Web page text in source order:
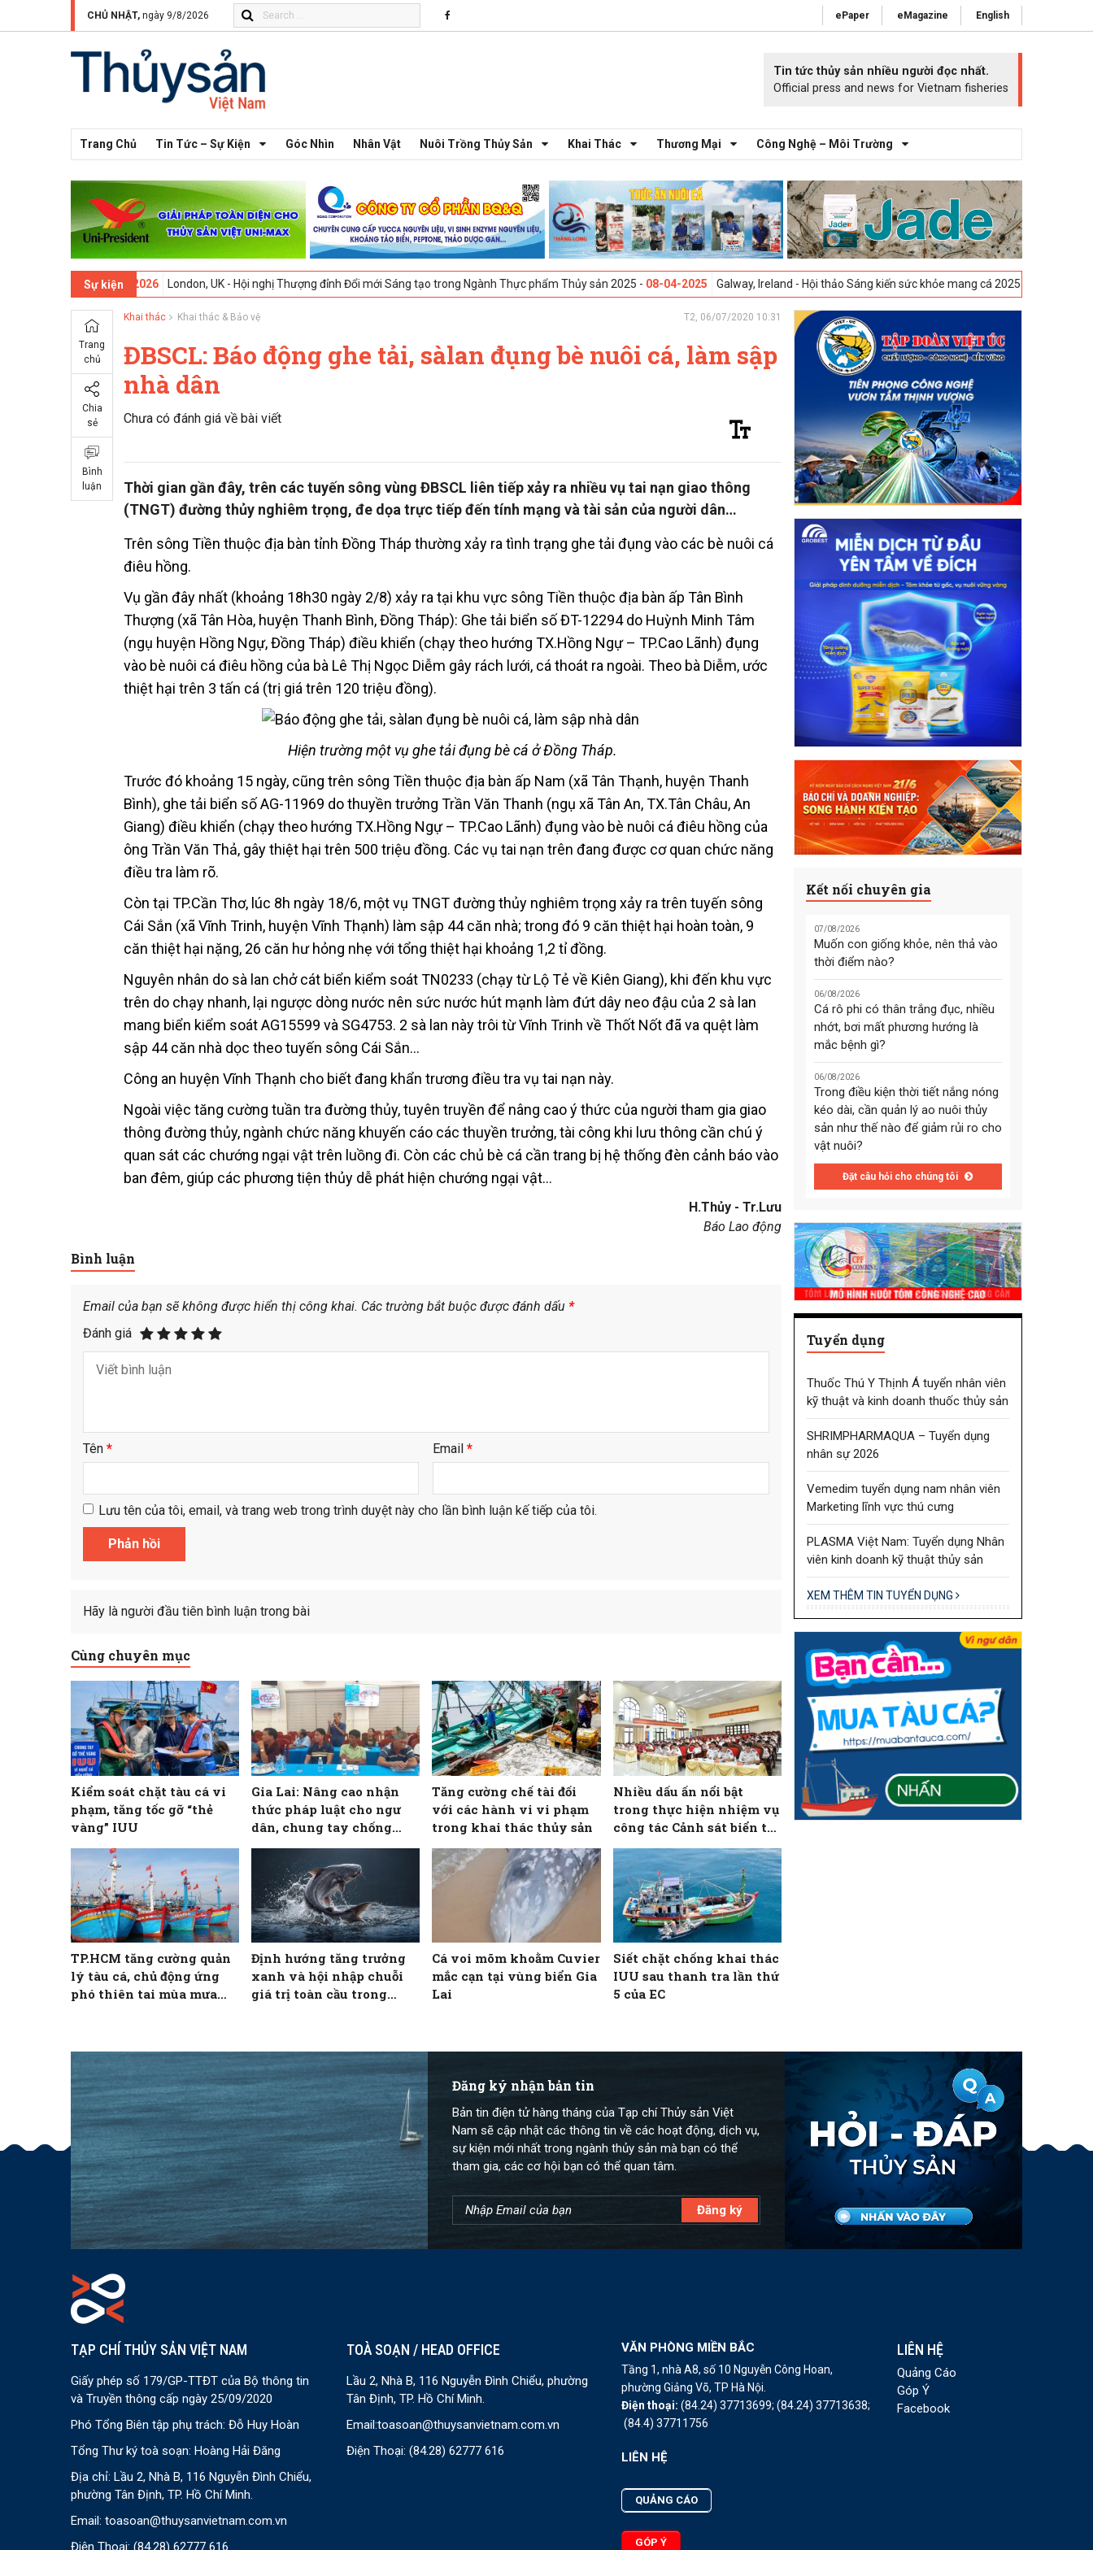
CHỦ NHẬT, ngày 9/8/2026 ePaper eMagazine English
Tin tức thủy sản nhiều người đọc nhất.
Official press and news for Vietnam fisheries
Trang Chủ Tin Tức – Sự Kiện Góc Nhìn Nhân Vật Nuôi Trồng Thủy Sản Khai Thác Thương Mại Công Nghệ – Môi Trường
Sự kiện
09-02-2026 London, UK - Hội nghị Thượng đỉnh Đổi mới Sáng tạo trong Ngành Thực phẩm Thủy sản 2025 -08-04-2025 Galway, Ireland - Hội thảo Sáng kiến sức khỏe mang cá 2025 -23-04-2025
Trang
chủ
Chia
sẻ
Bình
luận
Khai thác Khai thác & Bảo vệ T2, 06/07/2020 10:31
ĐBSCL: Báo động ghe tải, sàlan đụng bè nuôi cá, làm sập
nhà dân
Chưa có đánh giá về bài viết
Thời gian gần đây, trên các tuyến sông vùng ĐBSCL liên tiếp xảy ra nhiều vụ tai nạn giao thông
(TNGT) đường thủy nghiêm trọng, đe dọa trực tiếp đến tính mạng và tài sản của người dân…
Trên sông Tiền thuộc địa bàn tỉnh Đồng Tháp thường xảy ra tình trạng ghe tải đụng vào các bè nuôi cá
điêu hồng.
Vụ gần đây nhất (khoảng 18h30 ngày 2/8) xảy ra tại khu vực sông Tiền thuộc địa bàn ấp Tân Bình
Thượng (xã Tân Hòa, huyện Thanh Bình, Đồng Tháp): Ghe tải biển số ĐT-12294 do Huỳnh Minh Tâm
(ngụ huyện Hồng Ngự, Đồng Tháp) điều khiển (chạy theo hướng TX.Hồng Ngự – TP.Cao Lãnh) đụng
vào bè nuôi cá điêu hồng của bà Lê Thị Ngọc Diễm gây rách lưới, cá thoát ra ngoài. Theo bà Diễm, ước
thiệt hại trên 3 tấn cá (trị giá trên 120 triệu đồng).
Hiện trường một vụ ghe tải đụng bè cá ở Đồng Tháp.
Trước đó khoảng 15 ngày, cũng trên sông Tiền thuộc địa bàn ấp Nam (xã Tân Thạnh, huyện Thanh
Bình), ghe tải biển số AG-11969 do thuyền trưởng Trần Văn Thanh (ngụ xã Tân An, TX.Tân Châu, An
Giang) điều khiển (chạy theo hướng TX.Hồng Ngự – TP.Cao Lãnh) đụng vào bè nuôi cá điêu hồng của
ông Trần Văn Thả, gây thiệt hại trên 500 triệu đồng. Các vụ tai nạn trên đang được cơ quan chức năng
điều tra làm rõ.
Còn tại TP.Cần Thơ, lúc 8h ngày 18/6, một vụ TNGT đường thủy nghiêm trọng xảy ra trên tuyến sông
Cái Sắn (xã Vĩnh Trinh, huyện Vĩnh Thạnh) làm sập 44 căn nhà; trong đó 9 căn thiệt hại hoàn toàn, 9
căn thiệt hại nặng, 26 căn hư hỏng nhẹ với tổng thiệt hại khoảng 1,2 tỉ đồng.
Nguyên nhân do sà lan chở cát biển kiểm soát TN0233 (chạy từ Lộ Tẻ về Kiên Giang), khi đến khu vực
trên do chạy nhanh, lại ngược dòng nước nên sức nước hút mạnh làm đứt dây neo đậu của 2 sà lan
mang biển kiểm soát AG15599 và SG4753. 2 sà lan này trôi từ Vĩnh Trinh về Thốt Nốt đã va quệt làm
sập 44 căn nhà dọc theo tuyến sông Cái Sắn…
Công an huyện Vĩnh Thạnh cho biết đang khẩn trương điều tra vụ tai nạn này.
Ngoài việc tăng cường tuần tra đường thủy, tuyên truyền để nâng cao ý thức của người tham gia giao
thông đường thủy, ngành chức năng khuyến cáo các thuyền trưởng, tài công khi lưu thông cần chú ý
quan sát các chướng ngại vật trên luồng đi. Còn các chủ bè cá cần trang bị hệ thống đèn cảnh báo vào
ban đêm, giúp các phương tiện thủy dễ phát hiện chướng ngại vật…
H.Thủy - Tr.Lưu
Báo Lao động
Bình luận
Email của bạn sẽ không được hiển thị công khai. Các trường bắt buộc được đánh dấu *
Đánh giá
Tên * Email*
Lưu tên của tôi, email, và trang web trong trình duyệt này cho lần bình luận kế tiếp của tôi.
Hãy là người đầu tiên bình luận trong bài
Cùng chuyên mục
Kiểm soát chặt tàu cá vi
phạm, tăng tốc gỡ “thẻ
vàng” IUU
Gia Lai: Nâng cao nhận
thức pháp luật cho ngư
dân, chung tay chống
khai thác IUU
Tăng cường chế tài đối
với các hành vi vi phạm
trong khai thác thủy sản
Nhiều dấu ấn nổi bật
trong thực hiện nhiệm vụ
công tác Cảnh sát biển tại
Hải đội 102
TP.HCM tăng cường quản
lý tàu cá, chủ động ứng
phó thiên tai mùa mưa
Định hướng tăng trưởng
xanh và hội nhập chuỗi
giá trị toàn cầu trong
Cá voi mõm khoằm Cuvier
mắc cạn tại vùng biển Gia
Lai
Siết chặt chống khai thác
IUU sau thanh tra lần thứ
5 của EC
Kết nối chuyên gia
07/08/2026
Muốn con giống khỏe, nên thả vào
thời điểm nào?
06/08/2026
Cá rô phi có thân trắng đục, nhiều
nhớt, bơi mất phương hướng là
mắc bệnh gì?
06/08/2026
Trong điều kiện thời tiết nắng nóng
kéo dài, cần quản lý ao nuôi thủy
sản như thế nào để giảm rủi ro cho
vật nuôi?
Đặt câu hỏi cho chúng tôi
Tuyển dụng
Thuốc Thú Y Thịnh Á tuyển nhân viên
kỹ thuật và kinh doanh thuốc thủy sản
SHRIMPHARMAQUA – Tuyển dụng
nhân sự 2026
Vemedim tuyển dụng nam nhân viên
Marketing lĩnh vực thú cưng
PLASMA Việt Nam: Tuyển dụng Nhân
viên kinh doanh kỹ thuật thủy sản
XEM THÊM TIN TUYỂN DỤNG
Đăng ký nhận bản tin
Bản tin điện tử hàng tháng của Tạp chí Thủy sản Việt
Nam sẽ cập nhật các thông tin về các hoạt động, dịch vụ,
sự kiện mới nhất trong ngành thủy sản mà bạn có thể
tham gia, các cơ hội bạn có thể quan tâm.
TẠP CHÍ THỦY SẢN VIỆT NAM
Giấy phép số 179/GP-TTĐT của Bộ thông tin
và Truyền thông cấp ngày 25/09/2020
Phó Tổng Biên tập phụ trách: Đỗ Huy Hoàn
Tổng Thư ký toà soạn: Hoàng Hải Đăng
Địa chỉ: Lầu 2, Nhà B, 116 Nguyễn Đình Chiểu,
phường Tân Định, TP. Hồ Chí Minh.
Email: toasoan@thuysanvietnam.com.vn
Điện Thoại: (84.28) 62777 616
TOÀ SOẠN / HEAD OFFICE
Lầu 2, Nhà B, 116 Nguyễn Đình Chiểu, phường
Tân Định, TP. Hồ Chí Minh.
Email:toasoan@thuysanvietnam.com.vn
Điện Thoại: (84.28) 62777 616
VĂN PHÒNG MIỀN BẮC
Tầng 1, nhà A8, số 10 Nguyễn Công Hoan,
phường Giảng Võ, TP Hà Nội.
Điện thoại:(84.24) 37713699;(84.24) 37713638;
(84.4) 37711756
LIÊN HỆ
QUẢNG CÁO
GÓP Ý
LIÊN HỆ
Quảng Cáo
Góp Ý
Facebook